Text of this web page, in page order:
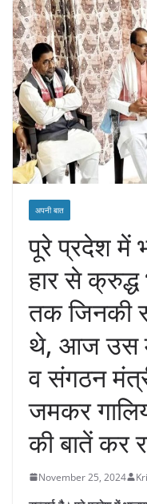
अपनी बात
पूरे प्रदेश में
हार से क्रुद्ध
तक जिनकी
थे, आज उस
व संगठन
जमकर
की बातें कर
November 25, 2024